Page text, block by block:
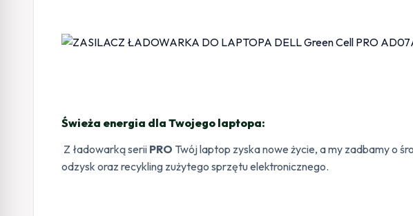
Świeża energia dla Twojego laptopa:
Z ładowarką serii PRO Twój laptop zyska nowe życie, a my zadbamy o
odzysk oraz recykling zużytego sprzętu elektronicznego.